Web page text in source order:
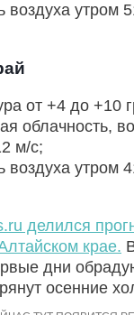
воздуха утром
от +4 до +10
облачность,
м/с;
воздуха утром
делился
крае.
дни
осенние